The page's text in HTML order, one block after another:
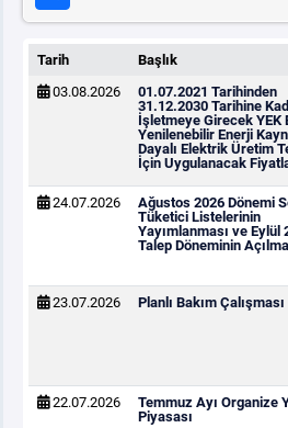
Tarih Başlık
03.08.2026
01.07.2021 Tarihinden
31.12.2030 Tarihine
İşletmeye Girecek YEK
Yenilenebilir Enerji
Dayalı Elektrik Üretim
İçin Uygulanacak
24.07.2026
Ağustos 2026 Dönemi
Tüketici Listelerinin
Yayımlanması ve Eylül
Talep Döneminin
23.07.2026 Planlı Bakım Çalışması
22.07.2026
Temmuz Ayı Organize
Piyasası